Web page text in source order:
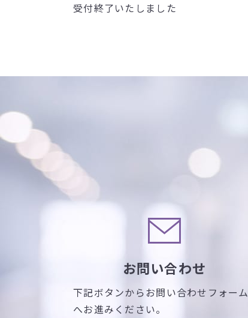
受付終了いたしました
お問い合わせ
下記ボタンからお問い合わせフォーム
へお進みください。